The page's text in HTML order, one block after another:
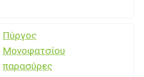
Πύργος
Μονοφατσίου
παρασύρες